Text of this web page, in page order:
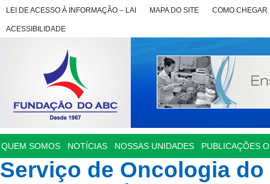
LEI DE ACESSO À INFORMAÇÃO – LAI MAPA DO SITE COMO CHEGAR
ACESSIBILIDADE
QUEM SOMOS NOTÍCIAS NOSSAS UNIDADES PUBLICAÇÕES
Serviço de Oncologia